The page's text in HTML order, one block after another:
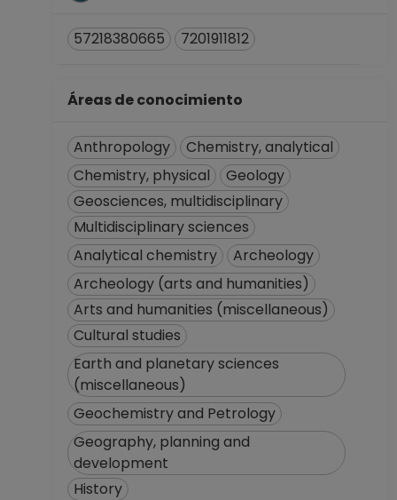
TITULAR A TC
Definitivo
Antropológicas
hasta 30-06-2022
PROFESOR
ASIGNATURA A TP
No Definitivo
Facultad de
Ciencias Políticas y
Sociales
Desde 16-05-2021
hasta 30-09-2021
ASIGNATURA A TP
Facultad de
Ciencias Políticas y
Sociales
Desde 01-05-2019
57218380665 7201911812
Áreas de conocimiento
Anthropology
Chemistry, analytical
Chemistry, physical
Geology
Geosciences, multidisciplinary
Multidisciplinary sciences
Analytical chemistry
Archeology
Archeology (arts and humanities)
Arts and humanities (miscellaneous)
Cultural studies
Earth and planetary sciences
(miscellaneous)
Geochemistry and Petrology
Geography, planning and
development
History